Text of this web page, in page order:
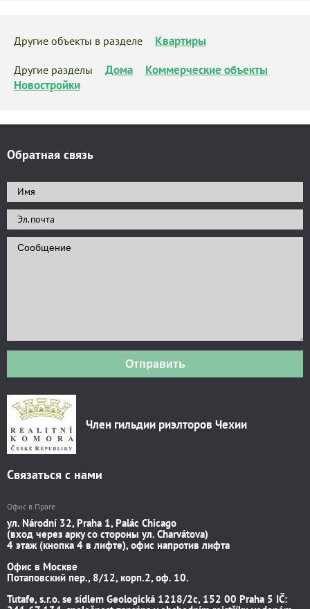
Другие объекты в разделе Квартиры
Другие разделы Дома
Коммерческие объекты
Новостройки
Обратная связь
Отправить
Член гильдии риэлторов Чехии
Связаться с нами
Офис в Праге
ул. Národní 32, Praha 1, Palác Chicago
(вход через арку со стороны ул. Charvátova)
4 этаж (кнопка 4 в лифте), офис напротив лифта
Офис в Москве
Потаповский пер., 8/12, корп.2, оф. 10.
Tutafe, s.r.o. se sídlem Geologická 1218/2c, 152 00 Praha 5 IČ: